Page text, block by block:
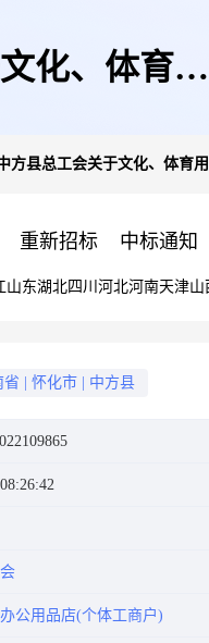
化、体育用
方县总工会关于文化、体育
重新招标 中标通知
山东湖北四川 河北河南天津山
省 怀化市 中方县
公用品店(个体工商户)